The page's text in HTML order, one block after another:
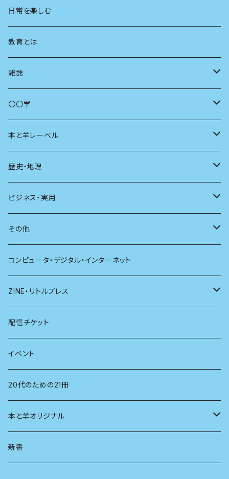
地方
まちづくり
コミュニティ
商いとは
思想
日常を楽しむ
教育とは
雑誌
母の友
ユリイカ
現代思想
新潮
別冊太陽
〇〇学
動物
自然
科学
社会
哲学
医学
看護学
心理学
経営学
言語学
法律
人類学
本と羊レーベル
電子版（EPub）
電子版（PDF）
歴史・地理
歴史
地理
ビジネス・実用
雷鳥社辞典シリーズ
その他
珈琲
雑貨
コンピュータ・デジタル・インターネット
ZINE・リトルプレス
電子版（EPub）
電子版（PDF）
配信チケット
イベント
20代のための21冊
本と羊オリジナル
アロマスプレー
新書